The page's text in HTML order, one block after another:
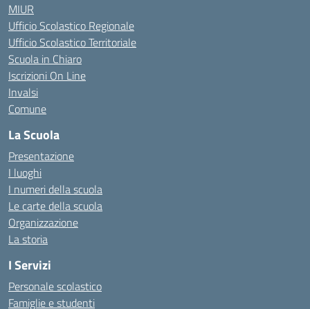
MIUR
Ufficio Scolastico Regionale
Ufficio Scolastico Territoriale
Scuola in Chiaro
Iscrizioni On Line
Invalsi
Comune
La Scuola
Presentazione
I luoghi
I numeri della scuola
Le carte della scuola
Organizzazione
La storia
I Servizi
Personale scolastico
Famiglie e studenti